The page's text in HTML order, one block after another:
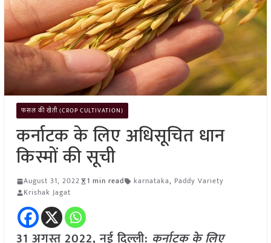
फसल की खेती (CROP CULTIVATION)
कर्नाटक के लिए अधिसूचित धान
किस्मों की सूची
August 31, 2022 1 min read karnataka, Paddy Variety
Krishak Jagat